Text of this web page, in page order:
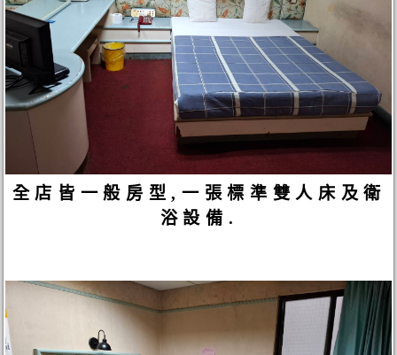
全店皆一般房型,一張標準雙人床及衛
浴設備.